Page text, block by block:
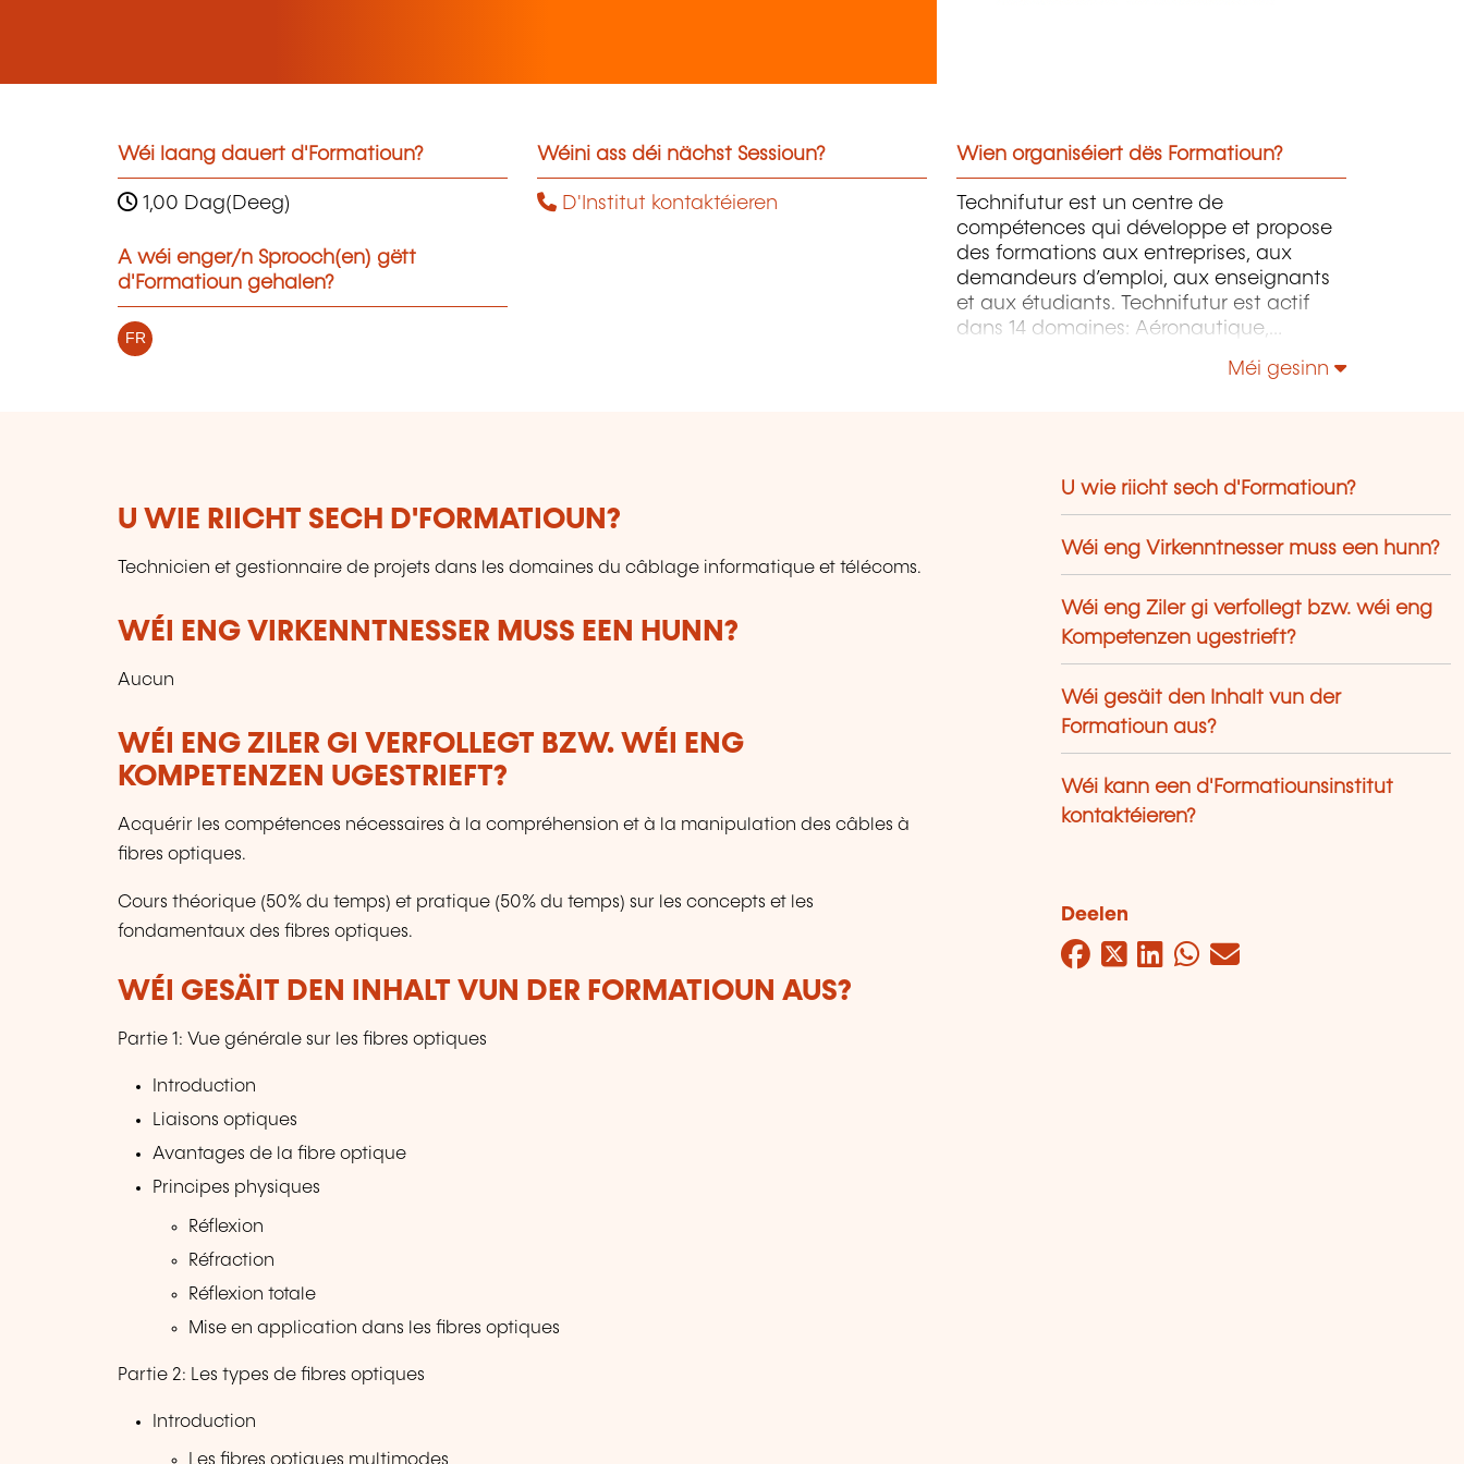
Wéi laang dauert d'Formatioun?
1,00 Dag(Deeg)
A wéi enger/n Sprooch(en) gëtt
d'Formatioun gehalen?
FR
Wéini ass déi nächst Sessioun?
D'Institut kontaktéieren
Wien organiséiert dës Formatioun?
Technifutur est un centre de
compétences qui développe et propose
des formations aux entreprises, aux
demandeurs d’emploi, aux enseignants
et aux étudiants. Technifutur est actif
dans 14 domaines: Aéronautique,
Énergie et Environnement, Image et
Méi gesinn
U WIE RIICHT SECH D'FORMATIOUN?
Technicien et gestionnaire de projets dans les domaines du câblage informatique et télécoms.
WÉI ENG VIRKENNTNESSER MUSS EEN HUNN?
Aucun
WÉI ENG ZILER GI VERFOLLEGT BZW. WÉI ENG
KOMPETENZEN UGESTRIEFT?
Acquérir les compétences nécessaires à la compréhension et à la manipulation des câbles à
fibres optiques.
Cours théorique (50% du temps) et pratique (50% du temps) sur les concepts et les
fondamentaux des fibres optiques.
WÉI GESÄIT DEN INHALT VUN DER FORMATIOUN AUS?
Partie 1: Vue générale sur les fibres optiques
Introduction
Liaisons optiques
Avantages de la fibre optique
Principes physiques
Réflexion
Réfraction
Réflexion totale
Mise en application dans les fibres optiques
Partie 2: Les types de fibres optiques
Introduction
U wie riicht sech d'Formatioun?
Wéi eng Virkenntnesser muss een hunn?
Wéi eng Ziler gi verfollegt bzw. wéi eng
Kompetenzen ugestrieft?
Wéi gesäit den Inhalt vun der
Formatioun aus?
Wéi kann een d'Formatiounsinstitut
kontaktéieren?
Deelen
Facebook
Twitter
LinkedIn
WhatsApp
Mail